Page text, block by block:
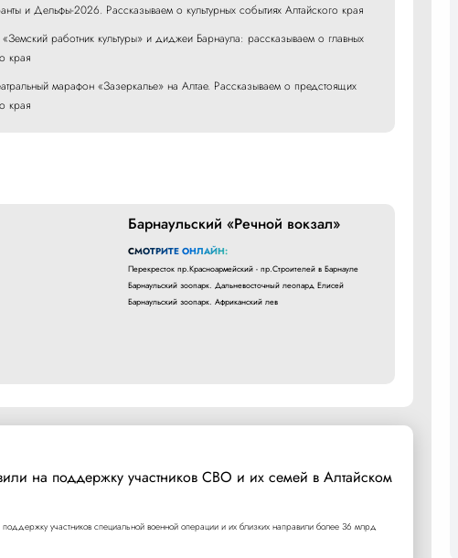
и Дельфы-2026. Рассказываем о культурных событиях Алтайского края
работник культуры» и диджеи Барнаула: рассказываем о главных
края
марафон «Зазеркалье» на Алтае. Рассказываем о предстоящих
края
Барнаульский «Речной вокзал»
СМОТРИТЕ ОНЛАЙН:
Перекресток пр.Красноармейский - пр.Строителей в Барнауле
Барнаульский зоопарк. Дальневосточный леопард Елисей
Барнаульский зоопарк. Африканский лев
на поддержку участников СВО и их семей в Алтайском
участников специальной военной операции и их близких направили более 36 млрд